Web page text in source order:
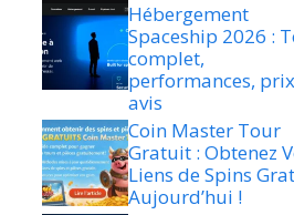
Hébergement
Spaceship 2026 :
complet,
performances,
avis
Coin Master Tour
Gratuit : Obtenez
Liens de Spins
Aujourd’hui !